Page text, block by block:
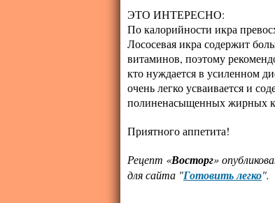
ЭТО ИНТЕРЕСНО:
По калорийности икра
Лососевая икра содержит
витаминов, поэтому
кто нуждается в усиленном
очень легко усваивается и
полиненасыщенных жирных
Приятного аппетита!
Рецепт «Восторг»
для сайта "Готовить легко".